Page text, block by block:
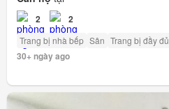
2 2
Trang bị nhà bếp Sân Trang bị đầy đủ
30+ ngày ago